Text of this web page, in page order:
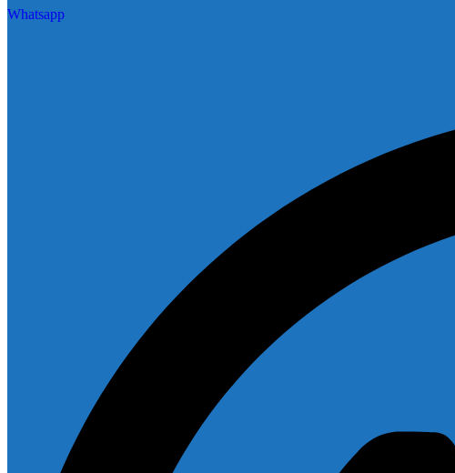
Whatsapp